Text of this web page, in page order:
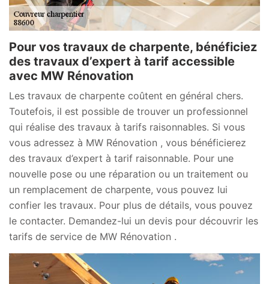
Pour vos travaux de charpente, bénéficiez
des travaux d’expert à tarif accessible
avec MW Rénovation
Les travaux de charpente coûtent en général chers.
Toutefois, il est possible de trouver un professionnel
qui réalise des travaux à tarifs raisonnables. Si vous
vous adressez à MW Rénovation , vous bénéficierez
des travaux d’expert à tarif raisonnable. Pour une
nouvelle pose ou une réparation ou un traitement ou
un remplacement de charpente, vous pouvez lui
confier les travaux. Pour plus de détails, vous pouvez
le contacter. Demandez-lui un devis pour découvrir les
tarifs de service de MW Rénovation .